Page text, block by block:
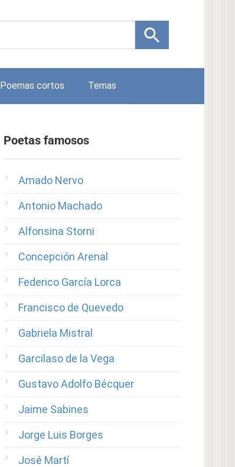
Poemas cortos Temas
Poetas famosos
Amado Nervo
Antonio Machado
Alfonsina Storni
Concepción Arenal
Federico García Lorca
Francisco de Quevedo
Gabriela Mistral
Garcilaso de la Vega
Gustavo Adolfo Bécquer
Jaime Sabines
Jorge Luis Borges
José Martí